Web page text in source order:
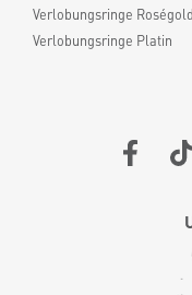
Verlobungsringe Roségold
Verlobungsringe Platin